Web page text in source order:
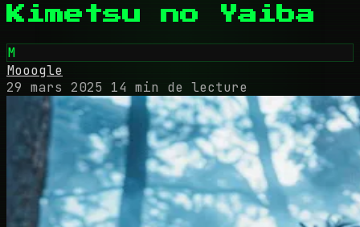
Kimetsu no Yaiba
M
Mooogle
29 mars 2025
14 min de lecture